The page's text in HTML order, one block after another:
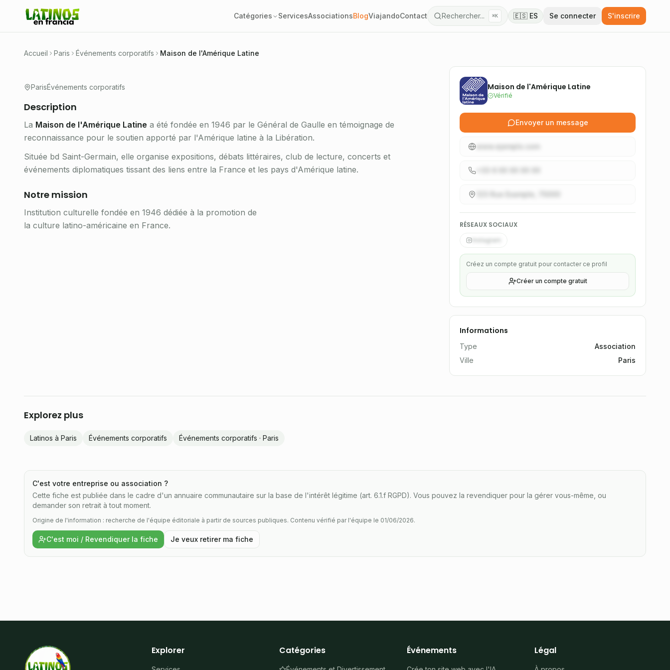
Catégories ServicesAssociationsBlogViajandoContact Rechercher... ⌘K 🇪🇸 ES Se connecter S'inscrire
Accueil Paris Événements corporatifs Maison de l'Amérique Latine
Institution culturelle fondée en 1946 dédiée à la promotion
de la culture latino-américaine en France.
ParisÉvénements corporatifs
Description
La Maison de l'Amérique Latine a été fondée en 1946 par le Général de Gaulle en témoignage de
reconnaissance pour le soutien apporté par l'Amérique latine à la Libération.
Située bd Saint-Germain, elle organise expositions, débats littéraires, club de lecture, concerts et
événements diplomatiques tissant des liens entre la France et les pays d'Amérique latine.
Notre mission
Institution culturelle fondée en 1946 dédiée à la promotion de
la culture latino-américaine en France.
Maison de l'Amérique Latine
Vérifié
Envoyer un message
www.ejemplo.com
123 Rue Example, 75000
RÉSEAUX SOCIAUX
Créez un compte gratuit pour contacter ce profil
Créer un compte gratuit
Informations
Type
Association
Ville
Paris
Explorez plus
Latinos à Paris Événements corporatifs Événements corporatifs · Paris
C'est votre entreprise ou association ?
Cette fiche est publiée dans le cadre d'un annuaire communautaire sur la base de l'intérêt légitime (art. 6.1.f RGPD). Vous pouvez la revendiquer pour la gérer vous-même, ou
demander son retrait à tout moment.
Origine de l'information : recherche de l'équipe éditoriale à partir de sources publiques. Contenu vérifié par l'équipe le 01/06/2026.
C'est moi / Revendiquer la fiche Je veux retirer ma fiche
Explorer Catégories Événements Légal